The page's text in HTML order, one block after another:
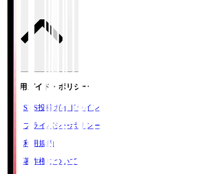
ご利用ガイド・ポリシー
SNS投稿ガイドライン
プライバシーポリシー
利用規約
著作権について